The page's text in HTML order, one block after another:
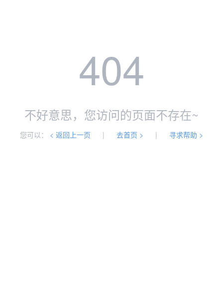
404
不好意思，您访问的页面不存在~
您可以： < 返回上一页 | 去首页 > | 寻求帮助 >